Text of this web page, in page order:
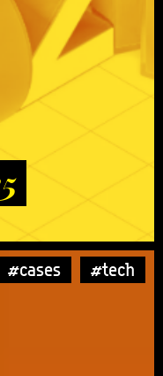
#cases #tech